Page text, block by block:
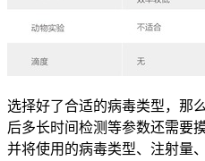
选择好了合适的病毒类型，那
后多长时间检测等参数还需要
并将使用的病毒类型、注射量